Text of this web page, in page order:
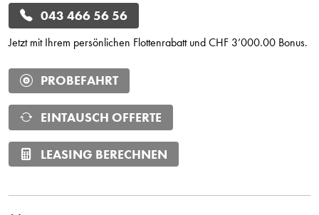
043 466 56 56
Jetzt mit Ihrem persönlichen Flottenrabatt und CHF 3’000.00 Bonus.
PROBEFAHRT
EINTAUSCH OFFERTE
LEASING BERECHNEN